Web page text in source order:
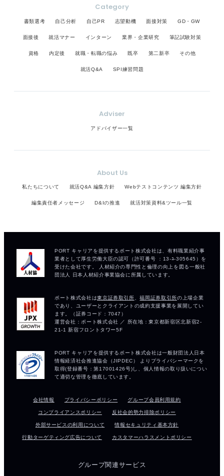
Category
書類選考 自己分析 自己PR 志望動機 面接対策 GD・GW
面接後 就活マナー インターン 業界・企業研究 筆記試験対策
資格 内定後 就職・転職の悩み 既卒 第二新卒 その他
就活Q&A SPI練習問題
Adviser
アドバイザー一覧
About Us
私たちについて 就活Q&A 編集方針 Webテストコンテンツ 編集方針
編集責任者メッセージ D&Iの推進 就活対策資料&ツール一覧
会社情報 プライバシーポリシー グループ会員利用規約
コンプライアンスポリシー 反社会的勢力排除ポリシー
外部サービスの利用について 情報セキュリティ基本方針
行動ターゲティング広告について カスタマーハラスメントポリシー